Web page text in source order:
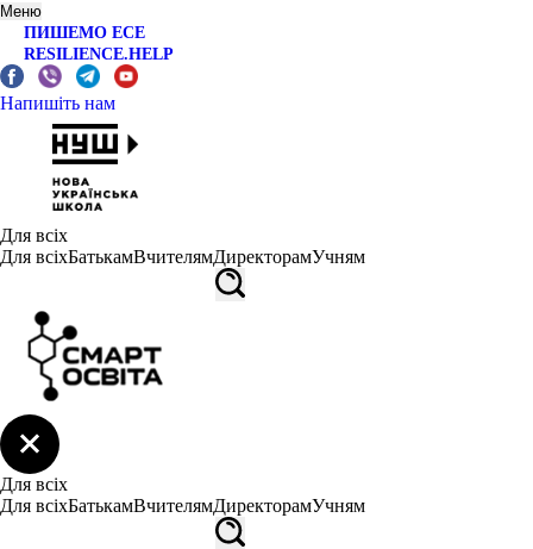
Меню
ПИШЕМО ЕСЕ
RESILIENCE.HELP
Напишіть нам
Для всіх
Для всіхБатькамВчителямДиректорамУчням
Для всіх
Для всіхБатькамВчителямДиректорамУчням